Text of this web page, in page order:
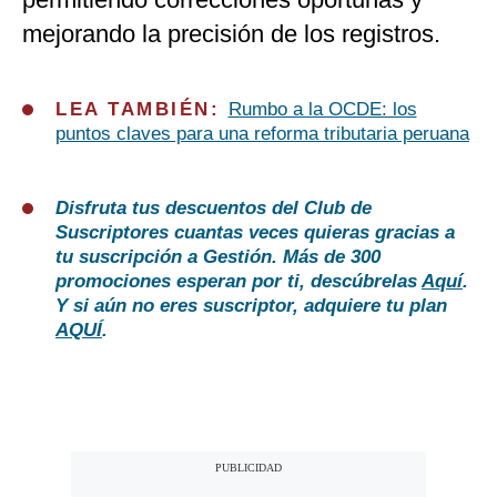
mejorando la precisión de los registros.
LEA TAMBIÉN:
Rumbo a la OCDE: los
puntos claves para una reforma tributaria peruana
Disfruta tus descuentos del Club de
Suscriptores cuantas veces quieras gracias a
tu suscripción a Gestión. Más de 300
promociones esperan por ti, descúbrelasAquí.
Y si aún no eres suscriptor, adquiere tu plan
AQUÍ.